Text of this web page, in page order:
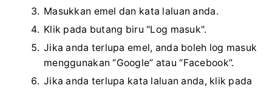
Masukkan emel dan kata laluan anda.
Klik pada butang biru "Log masuk".
Jika anda terlupa emel, anda boleh log masuk
menggunakan “Google” atau “Facebook”.
Jika anda terlupa kata laluan anda, klik pada